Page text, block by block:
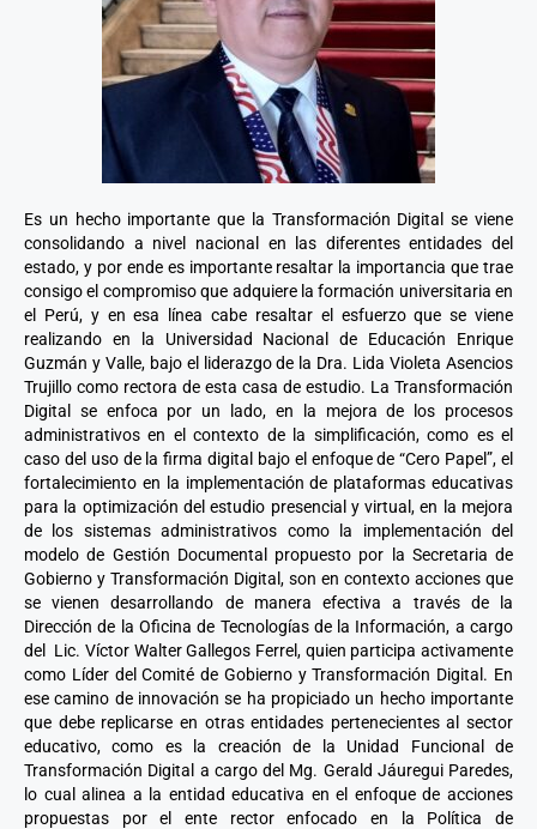
Es un hecho importante que la Transformación Digital se viene
consolidando a nivel nacional en las diferentes entidades del
estado, y por ende es importante resaltar la importancia que trae
consigo el compromiso que adquiere la formación universitaria en
el Perú, y en esa línea cabe resaltar el esfuerzo que se viene
realizando en la Universidad Nacional de Educación Enrique
Guzmán y Valle, bajo el liderazgo de la Dra. Lida Violeta Asencios
Trujillo como rectora de esta casa de estudio. La Transformación
Digital se enfoca por un lado, en la mejora de los procesos
administrativos en el contexto de la simplificación, como es el
caso del uso de la firma digital bajo el enfoque de “Cero Papel”, el
fortalecimiento en la implementación de plataformas educativas
para la optimización del estudio presencial y virtual, en la mejora
de los sistemas administrativos como la implementación del
modelo de Gestión Documental propuesto por la Secretaria de
Gobierno y Transformación Digital, son en contexto acciones que
se vienen desarrollando de manera efectiva a través de la
Dirección de la Oficina de Tecnologías de la Información, a cargo
del Lic. Víctor Walter Gallegos Ferrel, quien participa activamente
como Líder del Comité de Gobierno y Transformación Digital. En
ese camino de innovación se ha propiciado un hecho importante
que debe replicarse en otras entidades pertenecientes al sector
educativo, como es la creación de la Unidad Funcional de
Transformación Digital a cargo del Mg. Gerald Jáuregui Paredes,
lo cual alinea a la entidad educativa en el enfoque de acciones
propuestas por el ente rector enfocado en la Política de